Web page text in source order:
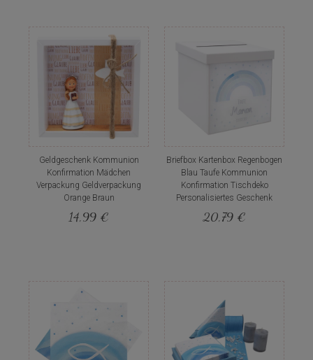
Geldgeschenk Kommunion
Konfirmation Mädchen
Verpackung Geldverpackung
Orange Braun
14,99 €
Briefbox Kartenbox Regenbogen
Blau Taufe Kommunion
Konfirmation Tischdeko
Personalisiertes Geschenk
20,79 €